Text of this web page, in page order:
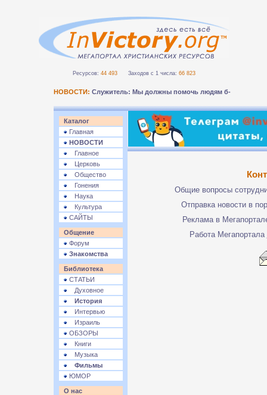
Ресурсов: 44 493 Заходов с 1 числа: 66 823
НОВОСТИ: Служитель: Мы должны помочь людям безопас-
Каталог
Главная
НОВОСТИ
Главное
Церковь
Общество
Гонения
Наука
Культура
САЙТЫ
Общение
Форум
Знакомства
Библиотека
СТАТЬИ
Духовное
История
Интервью
Израиль
ОБЗОРЫ
Книги
Музыка
Фильмы
ЮМОР
О нас
Общие вопросы
Отправка новости в
Реклама в
Работа Мегапортала